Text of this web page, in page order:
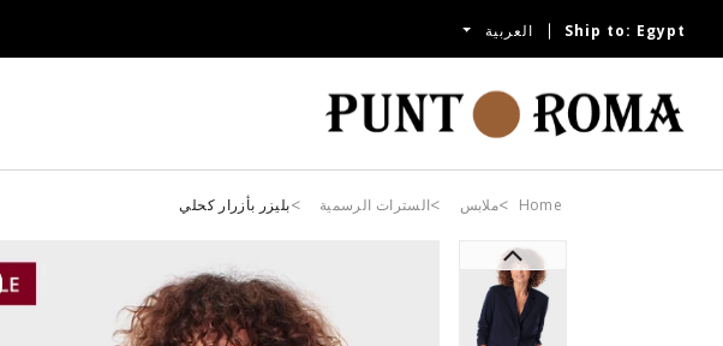
Ship to: Egypt العربية
Home ملابس السترات الرسمية بليزر بأزرار كحلي